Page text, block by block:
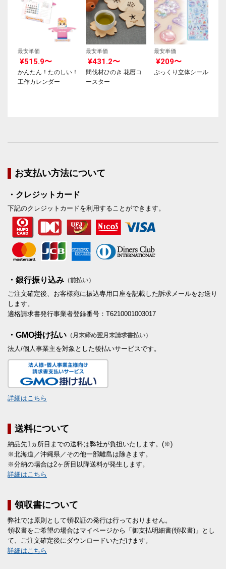
最安単価
¥515.9〜
かんたん！たのしい！
工作カレンダー
最安単価
¥431.2〜
間伐材ひのき 花暦コ
ースター
最安単価
¥209〜
ぷっくり立体シール
お支払い方法について
・クレジットカード
下記のクレジットカードを利用することができます。
・銀行振り込み （前払い）
ご注文確定後、お客様宛に振込専用口座を記載した訴求メールをお送り
します。
適格請求書発行事業者登録番号：T6210001003017
・GMO掛け払い （月末締め翌月末請求書払い）
法人/個人事業主を対象とした後払いサービスです。
詳細はこちら
送料について
納品先1ヵ所目までの送料は弊社が負担いたします。(※)
※北海道／沖縄県／その他一部離島は除きます。
※分納の場合は2ヶ所目以降送料が発生します。
詳細はこちら
領収書について
弊社では原則として領収証の発行は行っておりません。
領収書をご希望の場合はマイページから「御支払明細書(領収書)」とし
て、ご注文確定後にダウンロードいただけます。
詳細はこちら